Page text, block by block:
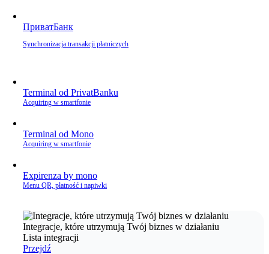
ПриватБанк
Synchronizacja transakcji płatniczych
Terminal od PrivatBanku
Acquiring w smartfonie
Terminal od Mono
Acquiring w smartfonie
Expirenza by mono
Menu QR, płatność i napiwki
Integracje, które utrzymują Twój biznes w działaniu
Lista integracji
Przejdź